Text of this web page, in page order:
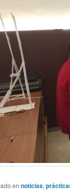
en noticias,